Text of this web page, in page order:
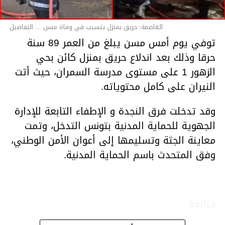
العاصمة: حريق بمنزل يتسبب في وفاة مسن ... التفاصيل
توفي يوم أمس مسن يبلغ من العمر 89 سنة
حرقا وذلك بعد اندلاع حريق بمنزل كائن بحي
الزهور 1 على مستوى مدرسة السمران، حيث أتت
النيران على كامل محتوياته.
وقد تدخلت فرق النجدة و الإطفاء التابعة للإدارة
الجهوية للحماية المدنية بتونس التدخل، وتمت
معاينة الجثة وتسليمها إلى أعوان الأمن الوطني،
وفق المتحدث باسم الحماية المدنية.